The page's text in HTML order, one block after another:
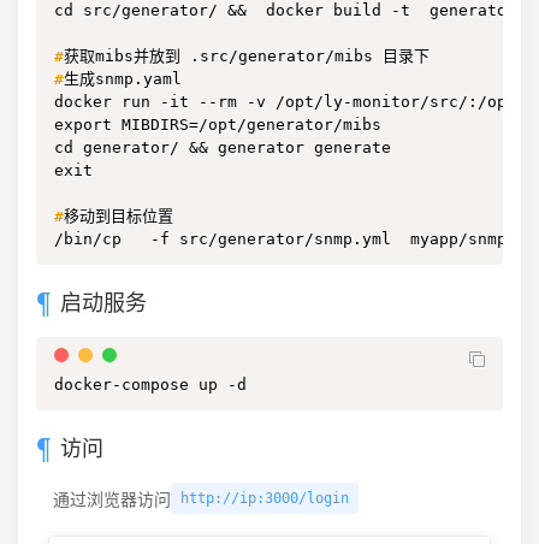
cd src/generator/ &&  docker build -t  generator
#获取mibs并放到 .src/generator/mibs 目录下
#生成snmp.yaml
docker run -it --rm -v /opt/ly-monitor/src/:/opt
export MIBDIRS=/opt/generator/mibs
cd generator/ && generator generate
exit
#移动到目标位置
/bin/cp   -f src/generator/snmp.yml  myapp/snmp/
启动服务
docker-compose up -d
访问
通过浏览器访问 http://ip:3000/login